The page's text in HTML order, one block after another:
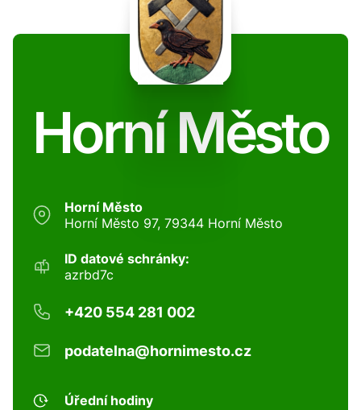
Horní Město
Horní Město
Horní Město 97, 79344 Horní Město
ID datové schránky:
azrbd7c
+420 554 281 002
podatelna@hornimesto.cz
Úřední hodiny